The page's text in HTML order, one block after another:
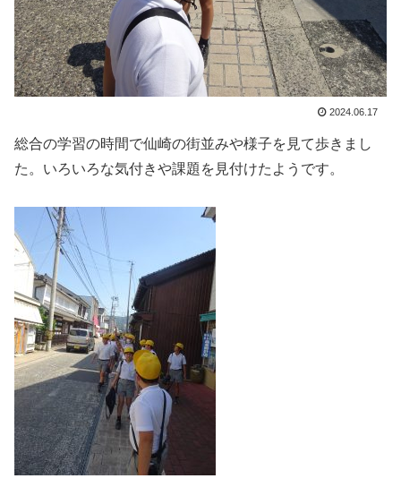
2024.06.17
総合の学習の時間で仙崎の街並みや様子を見て歩きまし
た。いろいろな気付きや課題を見付けたようです。